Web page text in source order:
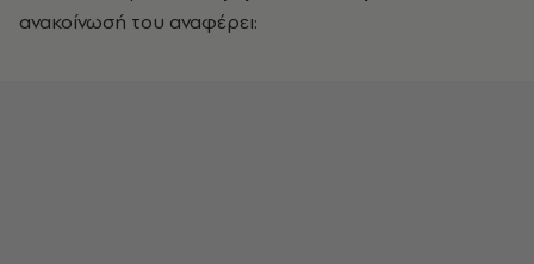
ανακοίνωσή του αναφέρει: